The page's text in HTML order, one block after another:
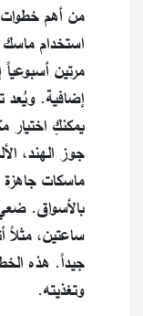
من أهم خطوات
استخدام ماسك
مرتين
إضافية. ويُعد
يمكنكِ
جوز الهند،
ماسكات
بالأسواق.
ساعتين،
جيداً. هذه
وتغذيته.